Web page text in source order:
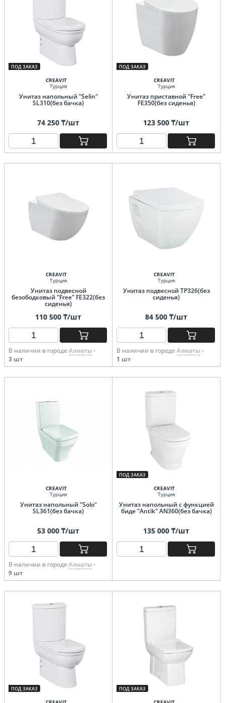
ПОД ЗАКАЗ
CREAVIT
Турция
Унитаз напольный "Selin"
SL310(без бачка)
74 250 ₸/шт
ПОД ЗАКАЗ
CREAVIT
Турция
Унитаз приставной "Free"
FE350(без сиденья)
123 500 ₸/шт
CREAVIT
Турция
Унитаз подвесной
безободковый "Free" FE322(без
сиденья)
110 500 ₸/шт
В наличии в городе Алматы -
3 шт
CREAVIT
Турция
Унитаз подвесной TP326(без
сиденья)
84 500 ₸/шт
В наличии в городе Алматы -
1 шт
CREAVIT
Турция
Унитаз напольный "Solo"
SL361(без бачка)
53 000 ₸/шт
В наличии в городе Алматы -
9 шт
ПОД ЗАКАЗ
CREAVIT
Турция
Унитаз напольный с функцией
биде "Antik" AN360(без бачка)
135 000 ₸/шт
ПОД ЗАКАЗ ПОД ЗАКАЗ